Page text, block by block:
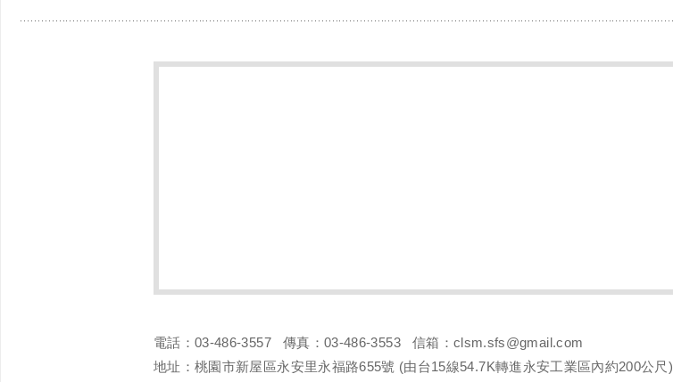
電話：03-486-3557 傳真：03-486-3553 信箱：clsm.sfs@gmail.com
地址：桃園市新屋區永安里永福路655號 (由台15線54.7K轉進永安工業區內約200公尺)